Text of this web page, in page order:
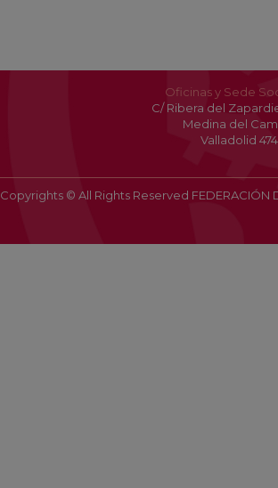
Oficinas y Sede
C/ Ribera del
Medina del
Valladolid
Copyrights © All Rights Reserved FEDERACIÓN